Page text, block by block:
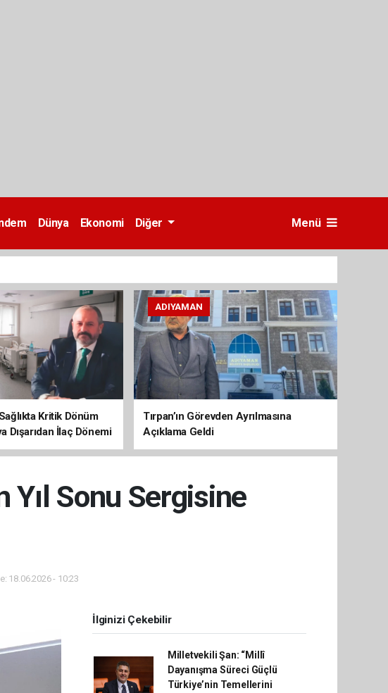
Dünya Ekonomi Diğer Menü
Kritik Dönüm
Dışarıdan İlaç Dönemi
ADIYAMAN
Tırpan’ın Görevden Ayrılmasına
Açıklama Geldi
Yıl Sonu Sergisine
18.06.2026 - 10:23
İlginizi Çekebilir
Milletvekili Şan: “Millî
Dayanışma Süreci Güçlü
Türkiye’nin Temellerini